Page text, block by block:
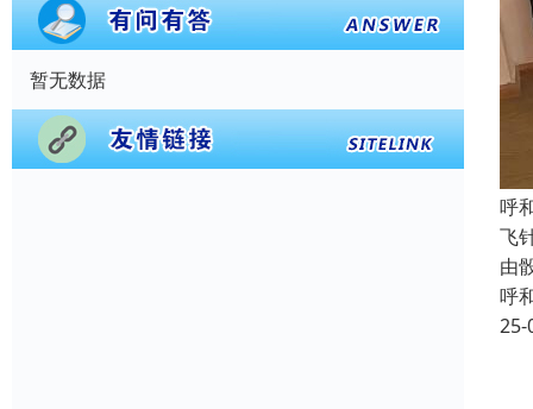
暂无数据
呼
飞
由
呼
25-